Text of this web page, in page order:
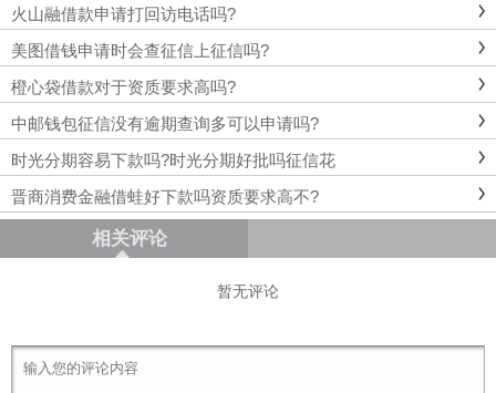
火山融借款申请打回访电话吗?
美图借钱申请时会查征信上征信吗?
橙心袋借款对于资质要求高吗?
中邮钱包征信没有逾期查询多可以申请吗?
时光分期容易下款吗?时光分期好批吗征信花
晋商消费金融借蛙好下款吗资质要求高不?
相关评论
暂无评论